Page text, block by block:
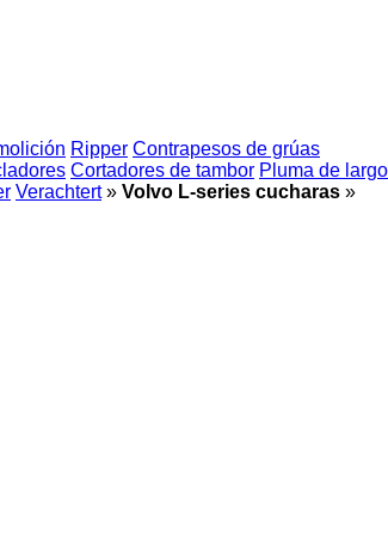
Ripper Contrapesos de grúas
Cortadores de tambor Pluma de largo
Verachtert » Volvo L-series cucharas »